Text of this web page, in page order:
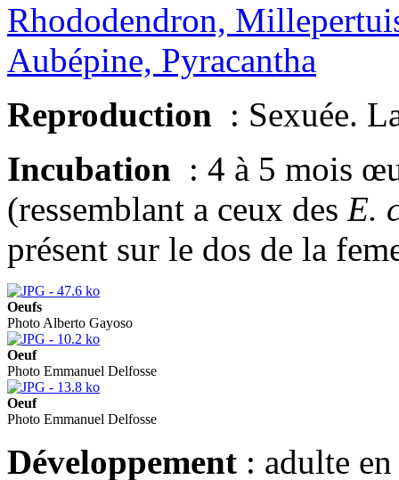
Rhododendron,
Aubépine, Pyracantha
Reproduction : Sexuée.
Incubation : 4 à 5 mois
(ressemblant a ceux des E.
présent sur le dos de la
Oeufs
Photo Alberto Gayoso
Oeuf
Photo Emmanuel Delfosse
Oeuf
Photo Emmanuel Delfosse
Développement : adulte